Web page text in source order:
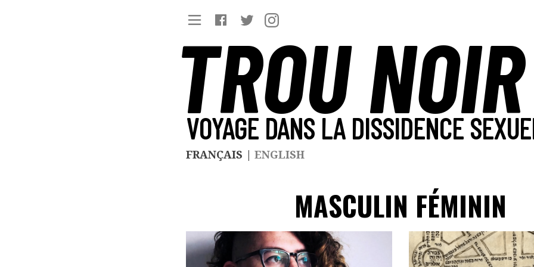
TROU NOIR
VOYAGE DANS LA DISSIDENCE
FRANÇAIS | ENGLISH
MASCULIN FÉMININ